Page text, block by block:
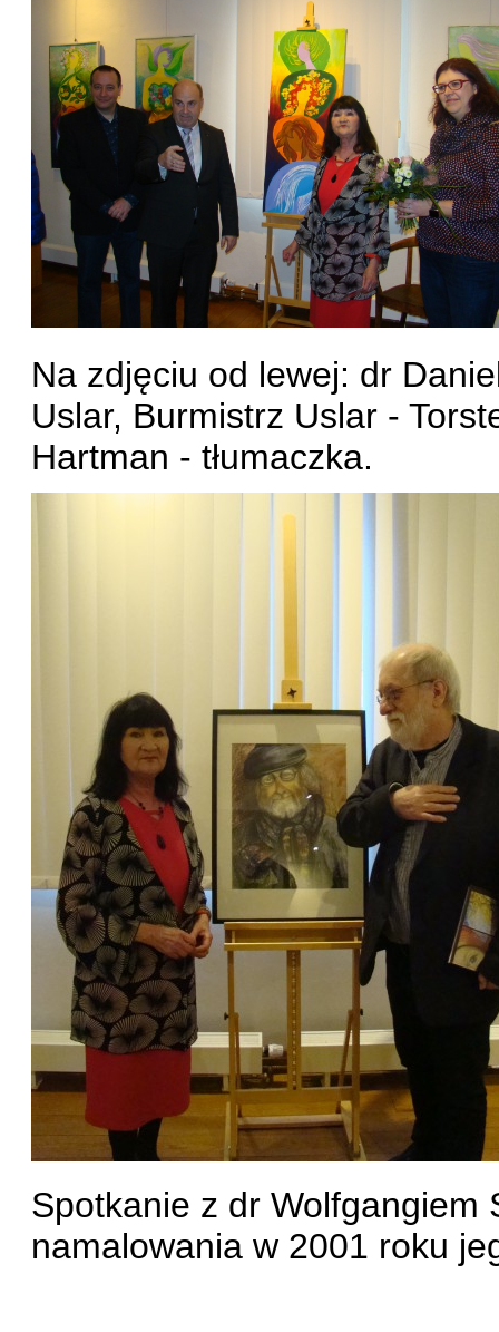
Na zdjęciu od lewej: dr
Uslar, Burmistrz Uslar -
Hartman - tłumaczka.
Spotkanie z dr Wolfgangiem
namalowania w 2001 roku